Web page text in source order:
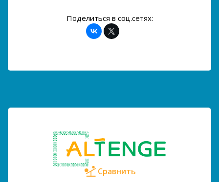
Поделиться в соц.сетях:
Сравнить